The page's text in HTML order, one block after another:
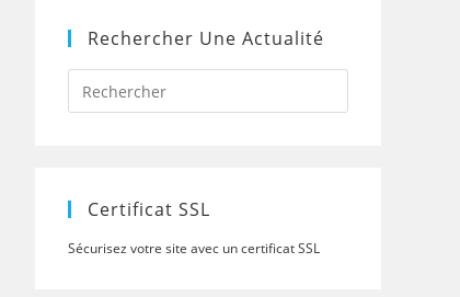
Rechercher Une Actualité
Press
to
Certificat SSL
Sécurisez votre site avec un certificat SSL